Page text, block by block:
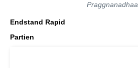
Praggnanadhaa
Endstand Rapid
Partien